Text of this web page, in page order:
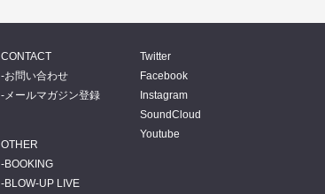
CONTACT
お問い合わせ
メールマガジン登録
OTHER
BOOKING
BLOW-UP LIVE
Twitter
Facebook
Instagram
SoundCloud
Youtube